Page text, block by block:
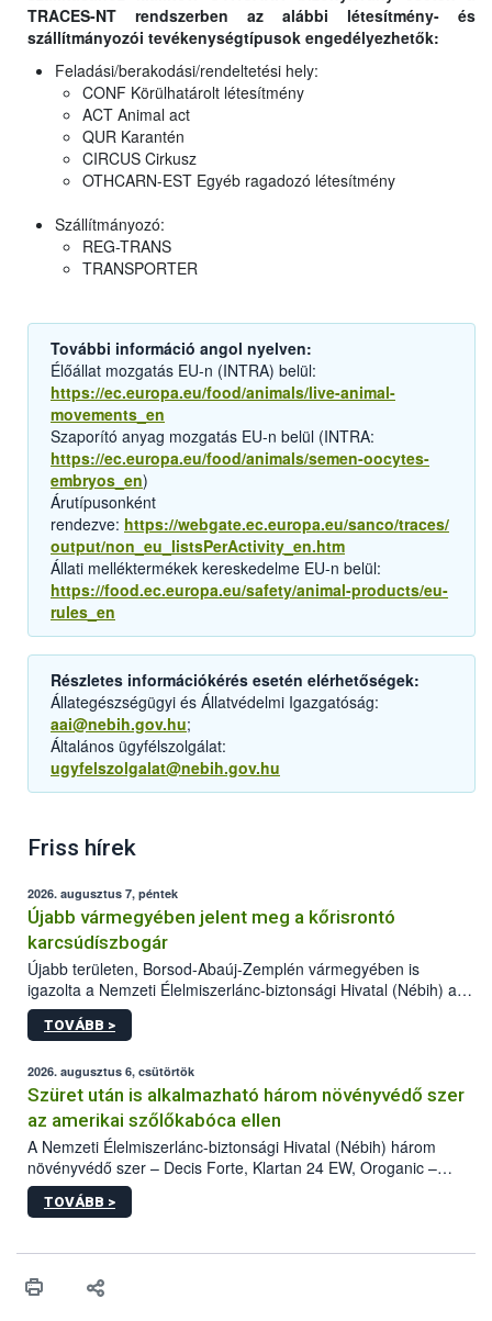
TRACES-NT rendszerben az alábbi létesítmény- és
szállítmányozói tevékenységtípusok engedélyezhetők:
Feladási/berakodási/rendeltetési hely:
CONF Körülhatárolt létesítmény
ACT Animal act
QUR Karantén
CIRCUS Cirkusz
OTHCARN-EST Egyéb ragadozó létesítmény
Szállítmányozó:
REG-TRANS
TRANSPORTER
További információ angol nyelven:
Élőállat mozgatás EU-n (INTRA) belül:
https://ec.europa.eu/food/animals/live-animal-
movements_en
Szaporító anyag mozgatás EU-n belül (INTRA:
https://ec.europa.eu/food/animals/semen-oocytes-
embryos_en)
Árutípusonként
rendezve: https://webgate.ec.europa.eu/sanco/traces/
output/non_eu_listsPerActivity_en.htm
Állati melléktermékek kereskedelme EU-n belül:
https://food.ec.europa.eu/safety/animal-products/eu-
rules_en
Részletes információkérés esetén elérhetőségek:
Állategészségügyi és Állatvédelmi Igazgatóság:
aai@nebih.gov.hu;
Általános ügyfélszolgálat:
ugyfelszolgalat@nebih.gov.hu
Friss hírek
2026. augusztus 7, péntek
Újabb vármegyében jelent meg a kőrisrontó
karcsúdíszbogár
Újabb területen, Borsod-Abaúj-Zemplén vármegyében is
igazolta a Nemzeti Élelmiszerlánc-biztonsági Hivatal (Nébih) a
kőrisrontó karcsúdíszbogár (Agrilus planipennis) jelenlétét. A
kártevőt nem csak színcsapdában találták meg, de már fertőzött
az intenzív felderítést, emellett az intézkedéseket a szlovák
hatósággal is összehangolják a terjedés megállítása érdekében.
TOVÁBB >
2026. augusztus 6, csütörtök
Szüret után is alkalmazható három növényvédő szer
az amerikai szőlőkabóca ellen
A Nemzeti Élelmiszerlánc-biztonsági Hivatal (Nébih) három
növényvédő szer – Decis Forte, Klartan 24 EW, Oroganic –
engedélyokiratát módosította, így azok a szüretet követően,
egészen a vesszőérettség (BBCH 91) stádiumáig
érésű szőlőkben is legyen lehetőség a károsító elleni további
felhasználók számára is elérhető és ökológiai termesztésben is
TOVÁBB >